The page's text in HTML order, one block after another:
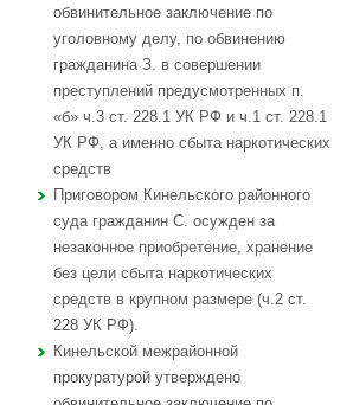
обвинительное заключение по
уголовному делу, по обвинению
гражданина З. в совершении
преступлений предусмотренных п.
«б» ч.3 ст. 228.1 УК РФ и ч.1 ст. 228.1
УК РФ, а именно сбыта наркотических
средств
Приговором Кинельского районного
суда гражданин С. осужден за
незаконное приобретение, хранение
без цели сбыта наркотических
средств в крупном размере (ч.2 ст.
228 УК РФ).
Кинельской межрайонной
прокуратурой утверждено